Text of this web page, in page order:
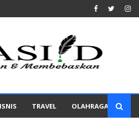
TRAVEL OLAHRAGA